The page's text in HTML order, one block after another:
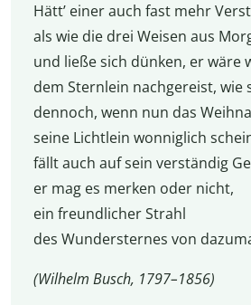
Hätt’ einer auch fast mehr
als wie die drei Weisen aus
und ließe sich dünken, er wäre
dem Sternlein nachgereist, wie
dennoch, wenn nun das
seine Lichtlein wonniglich
fällt auch auf sein verständig
er mag es merken oder nicht,
ein freundlicher Strahl
des Wundersternes von
(Wilhelm Busch, 1797–1856)